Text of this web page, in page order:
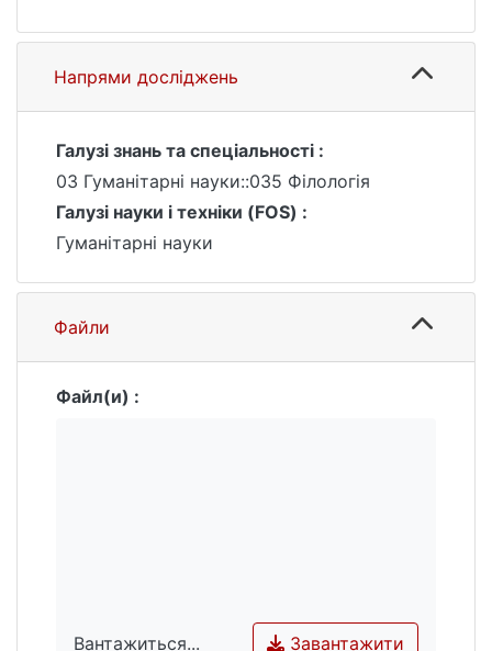
та динаміка витворення засобів
вербального впливу в сакральному тексті.
Розглянуто не аналізовані раніше аспекти
Напрями досліджень
Галузі знань та спеціальності :
03 Гуманітарні науки::035 Філологія
Галузі науки і техніки (FOS) :
Гуманітарні науки
Файли
Файл(и) :
Вантажиться...
Завантажити